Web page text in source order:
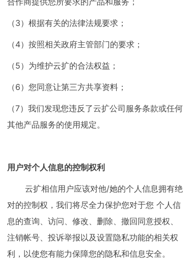
（3）根据有关的法律法规要求；
（4）按照相关政府主管部门的要求；
（5）为维护云扩的合法权益；
（6）您同意让第三方共享资料；
（7）我们发现您违反了云扩公司服务条款或任何
其他产品服务的使用规定。
用户对个人信息的控制权利
云扩相信用户应该对他/她的个人信息拥有绝
对的控制权，我们将尽全力保护您对于您 个人信
息的查询、访问、修改、删除、撤回同意授权、
注销帐号、投诉举报以及设置隐私功能的相关权
利，以使您有能力保障您的隐私和信息安全。